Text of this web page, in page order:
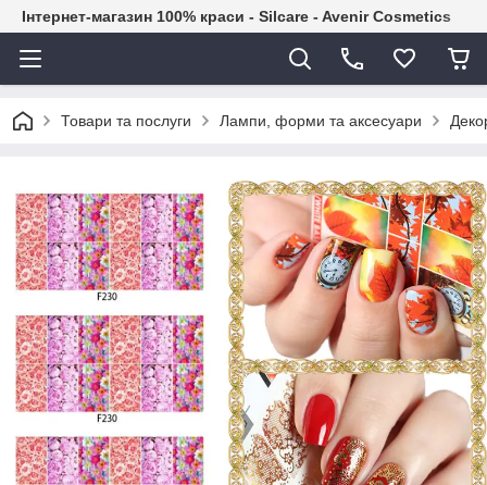
Інтернет-магазин 100% краси - Silcare - Avenir Cosmetics
Товари та послуги Лампи, форми та аксесуари